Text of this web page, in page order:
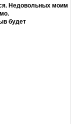
Недовольных моим
будет